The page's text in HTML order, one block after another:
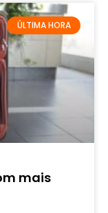
ÚLTIMA HORA
mais